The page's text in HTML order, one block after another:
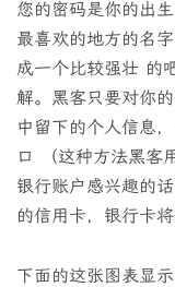
您的密码是你的出
最喜欢的地方的名
成一个比较强壮 的
解。黑客只要对你
中留下的个人信息
口 （这种方法黑客
银行账户感兴趣的
的信用卡，银行卡
下面的这张图表显